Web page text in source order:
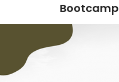
Bootcamp